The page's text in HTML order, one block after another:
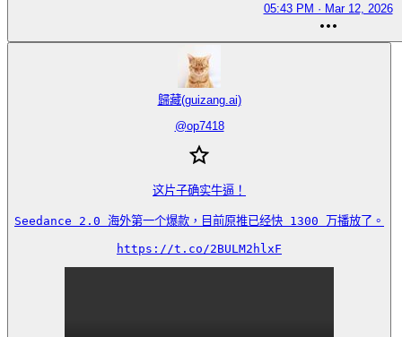
05:43 PM · Mar 12, 2026
歸藏(guizang.ai)
@op7418
这片子确实牛逼！
Seedance 2.0 海外第一个爆款，目前原推已经快 1300 万播放了。
https://t.co/2BULM2hlxF